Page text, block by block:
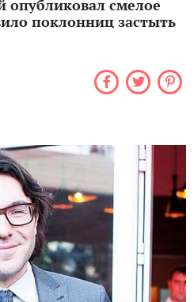
опубликовал смелое
поклонниц застыть